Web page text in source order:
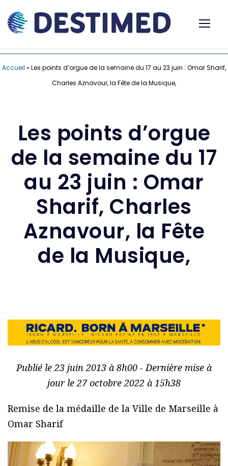
Accueil » Les points d’orgue de la semaine du 17 au 23 juin : Omar Sharif,
Charles Aznavour, la Fête de la Musique,
Les points d’orgue
de la semaine du 17
au 23 juin : Omar
Sharif, Charles
Aznavour, la Fête
de la Musique,
Publié le 23 juin 2013 à 8h00 - Dernière mise à
jour le 27 octobre 2022 à 15h38
Remise de la médaille de la Ville de Marseille à
Omar Sharif